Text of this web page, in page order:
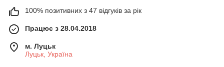
100% позитивних з 47 відгуків за рік
Працює з 28.04.2018
м. Луцьк
Луцьк, Україна